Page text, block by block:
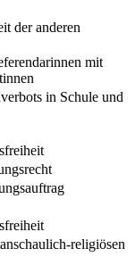
der anderen
mit
in Schule und
religiösen